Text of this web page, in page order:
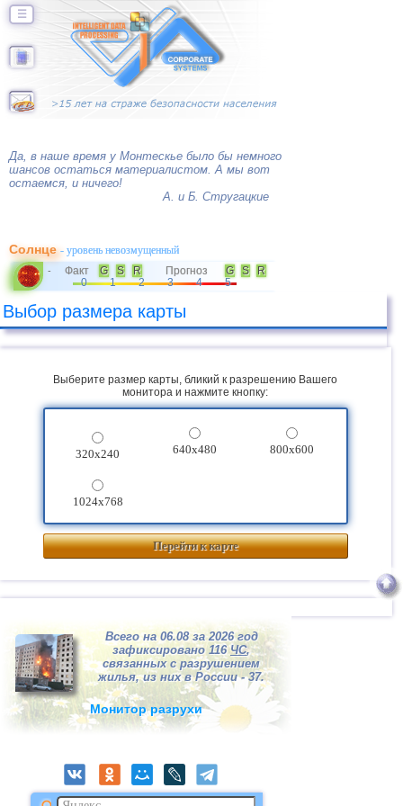
☰
Да, в наше время у Монтескье было бы немного
шансов остаться материалистом. А мы вот
остаемся, и ничего!
А. и Б. Стругацкие
Солнце- уровень невозмущенный
- Факт G S R Прогноз G S
R
0
1 2 3 4 5
Выбор размера карты
Выберите размер карты, бликий к разрешению Вашего
монитора и нажмите кнопку:
320x240 640x480 800x600
1024x768
Перейти к карте
Всего на 06.08 за 2026 год
зафиксировано 116ЧС,
связанных с разрушением
жилья, из них в России - 37.
Монитор разрухи